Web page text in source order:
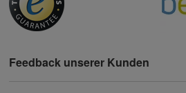
Feedback unserer Kunden